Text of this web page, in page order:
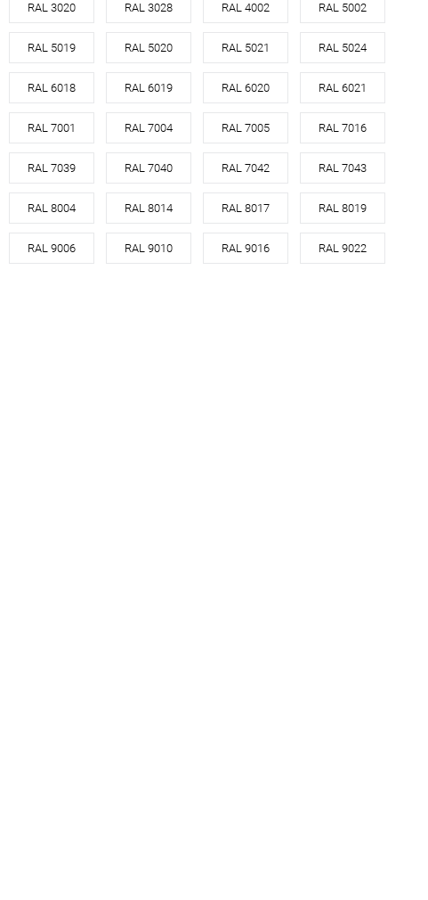
все цвета RAL
В корзину
Купить в 1 клик
Сравнение
В избранное
Под заказ
RAL 3020 RAL 3028 RAL 4002 RAL 5002
RAL 5019 RAL 5020 RAL 5021 RAL 5024
RAL 6018 RAL 6019 RAL 6020 RAL 6021
RAL 7001 RAL 7004 RAL 7005 RAL 7016
RAL 7039 RAL 7040 RAL 7042 RAL 7043
RAL 8004 RAL 8014 RAL 8017 RAL 8019
RAL 9006 RAL 9010 RAL 9016 RAL 9022